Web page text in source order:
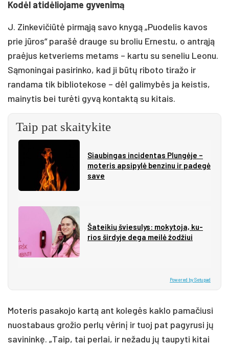
Kodėl atidėliojame gyvenimą
J. Zinkevičiūtė pirmąją savo knygą „Puodelis kavos
prie jūros“ parašė drauge su broliu Ernestu, o antrąją
praėjus ketveriems metams – kartu su seneliu Leonu.
Sąmoningai pasirinko, kad ji būtų riboto tiražo ir
randama tik bibliotekose – dėl galimybės ja keistis,
mainytis bei turėti gyvą kontaktą su kitais.
Taip pat skaitykite
Siau­bin­gas in­ci­den­tas Plun­gė­je –
mo­te­ris ap­si­py­lė ben­zi­nu ir pa­de­gė
sa­ve
Ša­tei­kių švie­su­lys: mo­ky­to­ja, ku­
rios šir­dy­je de­ga mei­lė žo­džiui
Powered by Setupad
Moteris pasakojo kartą ant kolegės kaklo pamačiusi
nuostabaus grožio perlų vėrinį ir tuoj pat pagyrusi jų
savininkę. „Taip, tai perlai, ir nežadu jų taupyti kitai